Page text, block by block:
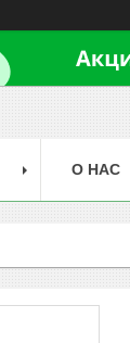
О НАС